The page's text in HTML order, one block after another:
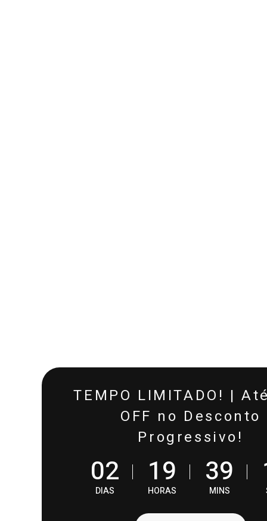
TEMPO LIMITADO! |
OFF no Desconto
Progressivo!
02
DIAS
19
HORAS
39
MINS